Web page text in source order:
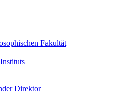
Fakultät
Direktor